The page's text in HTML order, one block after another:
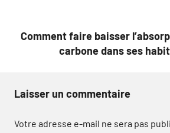
Comment faire baisser
carbone dans ses
Laisser un commentaire
Votre adresse e-mail ne sera pas